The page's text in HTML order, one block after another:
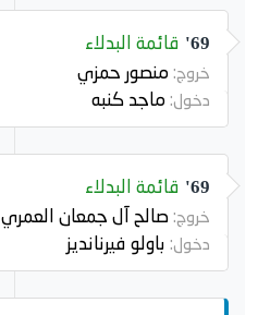
69' قائمة البدلاء
خروج: منصور حمزي
دخول: ماجد كنبه
69' قائمة البدلاء
خروج:صالح آل جمعان العمري
دخول: باولو فيرنانديز